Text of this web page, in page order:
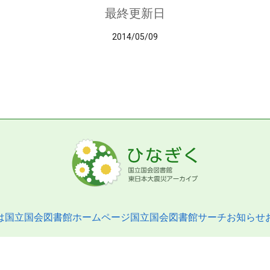
最終更新日
2014/05/09
国立国会図書館ホームページ国立国会図書館サーチお知らせ